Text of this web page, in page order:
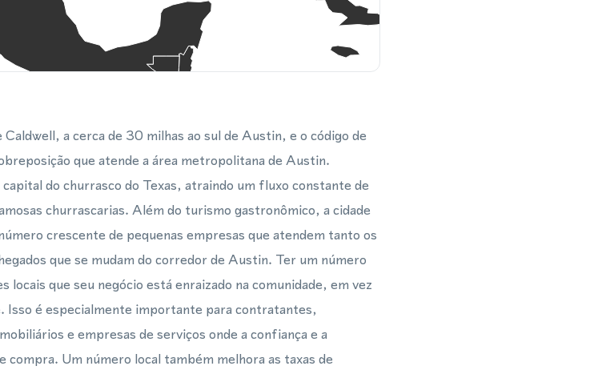
a cerca de 30 milhas ao sul de Austin, e o código de
que atende a área metropolitana de Austin.
do churrasco do Texas, atraindo um fluxo constante de
churrascarias. Além do turismo gastronômico, a cidade
crescente de pequenas empresas que atendem tanto os
que se mudam do corredor de Austin. Ter um número
locais que seu negócio está enraizado na comunidade, em vez
é especialmente importante para contratantes,
e empresas de serviços onde a confiança e a
compra. Um número local também melhora as taxas de